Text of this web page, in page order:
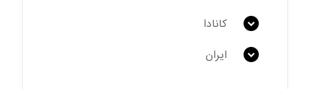
کانادا
ایران